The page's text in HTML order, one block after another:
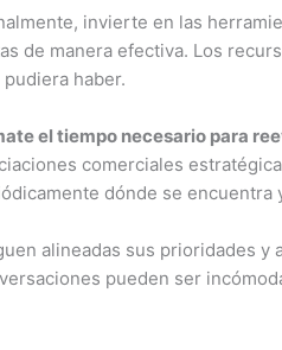
invierte en las
de manera efectiva. Los
pudiera haber.
el tiempo necesario para
comerciales
dónde se encuentra
alineadas sus prioridades y
pueden ser